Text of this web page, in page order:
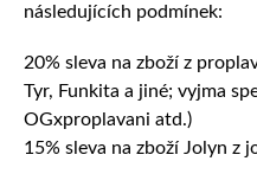
následujících podmínek:
20% sleva na zboží z
Tyr, Funkita a jiné; vyjma
OGxproplavani atd.)
15% sleva na zboží Jolyn z